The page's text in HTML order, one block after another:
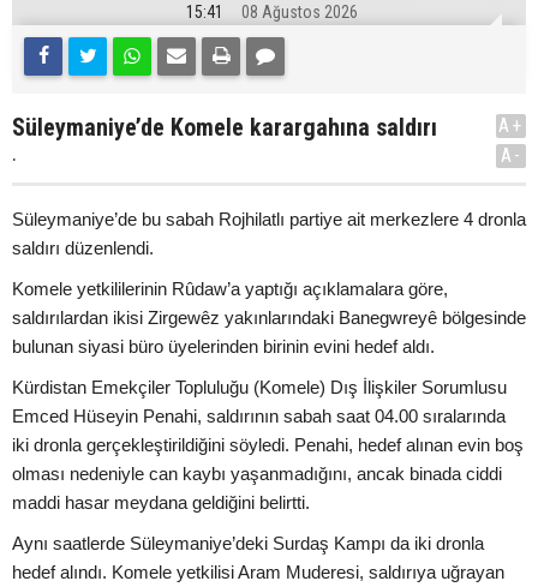
15:41 08 Ağustos 2026
Süleymaniye’de Komele karargahına saldırı
.
A+
A-
Süleymaniye’de bu sabah Rojhilatlı partiye ait merkezlere 4 dronla
saldırı düzenlendi.
Komele yetkililerinin Rûdaw’a yaptığı açıklamalara göre,
saldırılardan ikisi Zirgewêz yakınlarındaki Banegwreyê bölgesinde
bulunan siyasi büro üyelerinden birinin evini hedef aldı.
Kürdistan Emekçiler Topluluğu (Komele) Dış İlişkiler Sorumlusu
Emced Hüseyin Penahi, saldırının sabah saat 04.00 sıralarında
iki dronla gerçekleştirildiğini söyledi. Penahi, hedef alınan evin boş
olması nedeniyle can kaybı yaşanmadığını, ancak binada ciddi
maddi hasar meydana geldiğini belirtti.
Aynı saatlerde Süleymaniye’deki Surdaş Kampı da iki dronla
hedef alındı. Komele yetkilisi Aram Muderesi, saldırıya uğrayan